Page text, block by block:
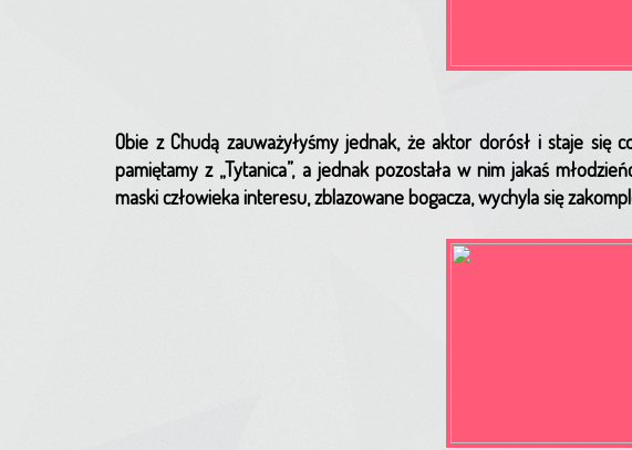
Obie z Chudą zauważyłyśmy jednak, że aktor dorósł i staje się
pamiętamy z „Tytanica”, a jednak pozostała w nim jakaś
maski człowieka interesu, zblazowane bogacza, wychyla się